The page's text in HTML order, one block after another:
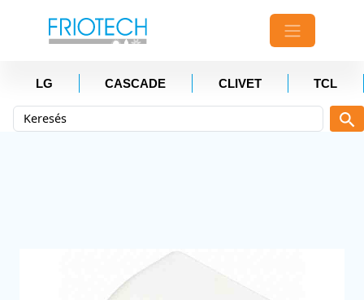
LG CASCADE CLIVET TCL